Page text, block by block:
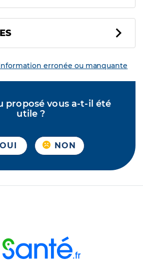
erronée ou manquante
proposé vous a-t-il été
utile ?
OUI NON